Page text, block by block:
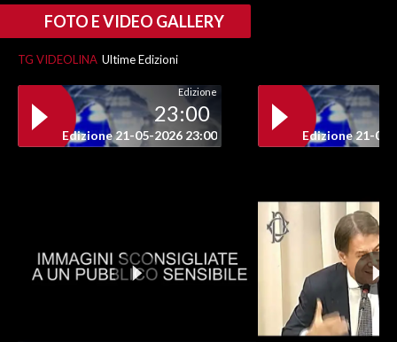
FOTO E VIDEO GALLERY
TG VIDEOLINA Ultime Edizioni
Edizione
23:00
Edizione 21-05-2026 23:00 Edizione 21-05-